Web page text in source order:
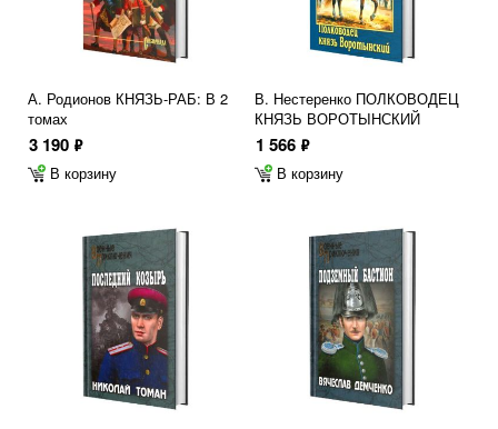
А. Родионов КНЯЗЬ-РАБ: В 2
томах
3 190 ф
В корзину
В. Нестеренко ПОЛКОВОДЕЦ
КНЯЗЬ ВОРОТЫНСКИЙ
1 566 ф
В корзину